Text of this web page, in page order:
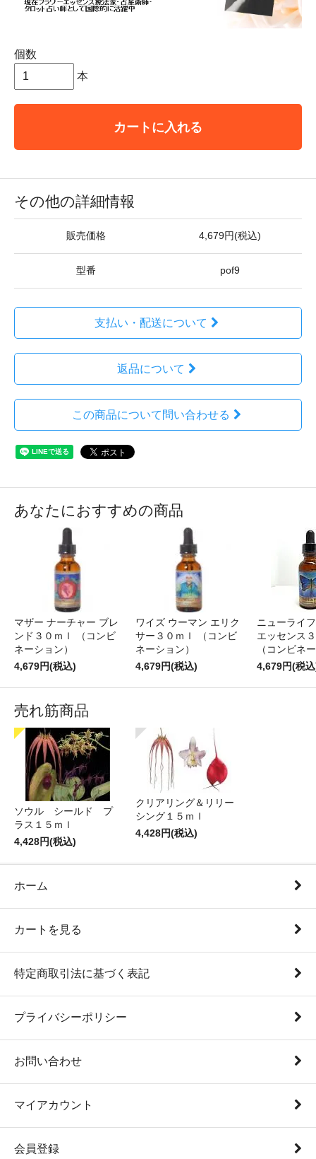
個数
本
カートに入れる
その他の詳細情報
販売価格 4,679円(税込)
型番 pof9
支払い・配送について
返品について
この商品について問い合わせる
あなたにおすすめの商品
マザー ナーチャー ブレ
ンド３０ｍｌ （コンビ
ネーション）
4,679円(税込)
ワイズ ウーマン エリク
サー３０ｍｌ （コンビ
ネーション）
4,679円(税込)
ニューライ
エッセンス
（コンビネ
4,679円(税
売れ筋商品
ソウル シールド プ
ラス１５ｍｌ
4,428円(税込)
クリアリング＆リリー
シング１５ｍｌ
4,428円(税込)
ホーム
カートを見る
特定商取引法に基づく表記
プライバシーポリシー
お問い合わせ
マイアカウント
会員登録